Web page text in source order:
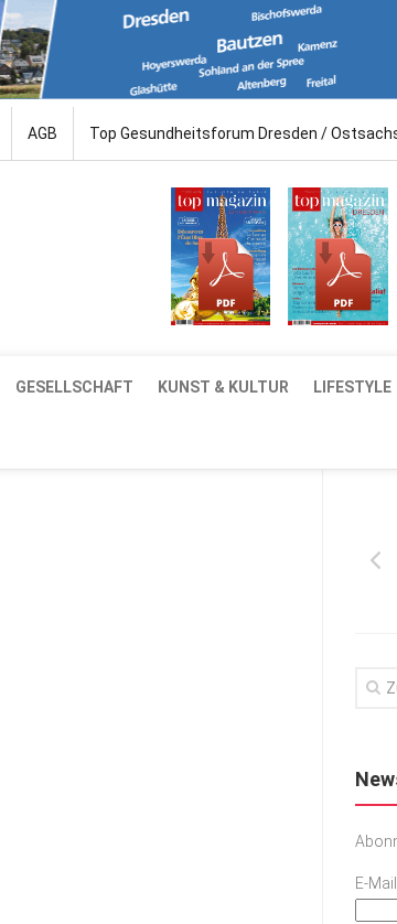
AGB Top Gesundheitsforum Dresden /
GESELLSCHAFT KUNST & KULTUR LIFESTYLE
E-